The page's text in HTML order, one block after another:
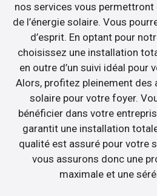
nos services vous
de l’énergie solaire. Vous
d’esprit. En optant pour
choisissez une installation
en outre d’un suivi idéal pour
Alors, profitez pleinement des
solaire pour votre foyer.
bénéficier dans votre
garantit une installation
qualité est assuré pour votre
vous assurons donc une
maximale et une